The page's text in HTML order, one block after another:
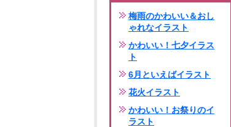
梅雨のかわいい＆おし
ゃれなイラスト
かわいい！七夕イラス
ト
6月といえばイラスト
花火イラスト
かわいい！お祭りのイ
ラスト